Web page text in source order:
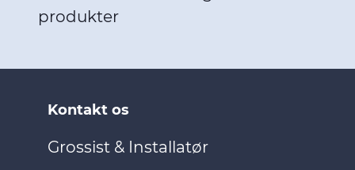
produkter
Kontakt os
Grossist & Installatør